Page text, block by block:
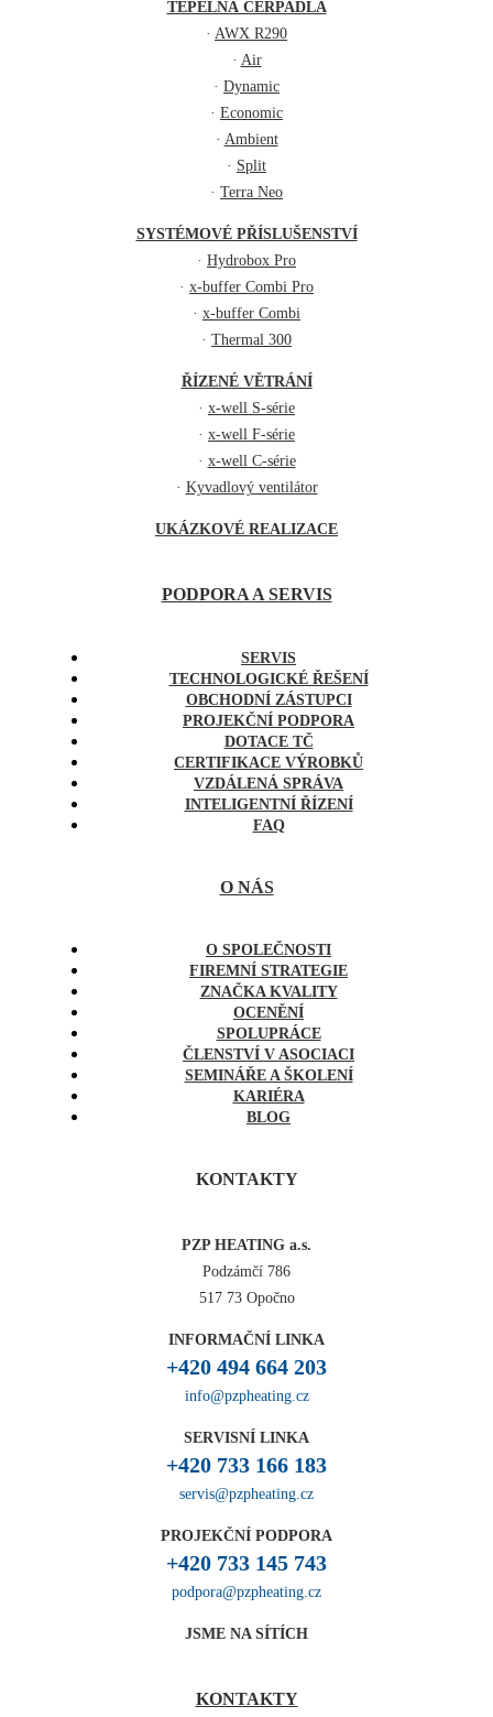
TEPELNÁ ČERPADLA
· AWX R290
· Air
· Dynamic
· Economic
· Ambient
· Split
· Terra Neo
SYSTÉMOVÉ PŘÍSLUŠENSTVÍ
· Hydrobox Pro
· x-buffer Combi Pro
· x-buffer Combi
· Thermal 300
ŘÍZENÉ VĚTRÁNÍ
· x-well S-série
· x-well F-série
· x-well C-série
· Kyvadlový ventilátor
UKÁZKOVÉ REALIZACE
PODPORA A SERVIS
SERVIS
TECHNOLOGICKÉ ŘEŠENÍ
OBCHODNÍ ZÁSTUPCI
PROJEKČNÍ PODPORA
DOTACE TČ
CERTIFIKACE VÝROBKŮ
VZDÁLENÁ SPRÁVA
INTELIGENTNÍ ŘÍZENÍ
FAQ
O NÁS
O SPOLEČNOSTI
FIREMNÍ STRATEGIE
ZNAČKA KVALITY
OCENĚNÍ
SPOLUPRÁCE
ČLENSTVÍ V ASOCIACI
SEMINÁŘE A ŠKOLENÍ
KARIÉRA
BLOG
KONTAKTY
PZP HEATING a.s.
Podzámčí 786
517 73 Opočno
INFORMAČNÍ LINKA
+420 494 664 203
info@pzpheating.cz
SERVISNÍ LINKA
+420 733 166 183
servis@pzpheating.cz
PROJEKČNÍ PODPORA
+420 733 145 743
podpora@pzpheating.cz
JSME NA SÍTÍCH
KONTAKTY